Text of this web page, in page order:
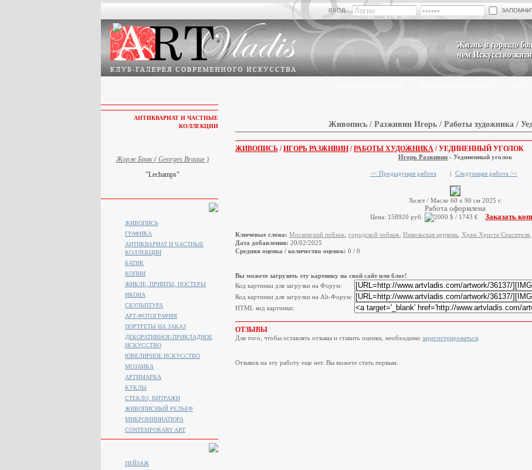
ВХОД:
Живопись / Разживин Игорь / Работы художника /
ЖИВОПИСЬ /ИГОРЬ РАЗЖИВИН /РАБОТЫ ХУДОЖНИКА / УЕДИНЕННЫЙ УГОЛОК
Игорь Разживин - Уединенный уголок
<< Предыдущая работа | Следующая работа >>
Холст / Масло 60 х 90 см 2025 г.
Работа оформлена
Цена: 158920 руб. Заказать
Ключевые слова: Московский пейзаж городской пейзаж Никольская церковь Храм Христа Спасителя
Дата добавления: 20/02/2025
Средняя оценка / количество оценок: 0 / 0
Вы можете загрузить эту картинку на свой сайт или блог!
Код картинки для загрузки на Форум:
Код картинки для загрузки на Alt-Форум:
HTML код картинки:
ОТЗЫВЫ
Для того, чтобы оставлять отзывы и ставить оценки, необходимо зарегистрироваться
Отзывов на эту работу еще нет. Вы можете стать первым.
АНТИКВАРИАТ И ЧАСТНЫЕ
КОЛЛЕКЦИИ
Жорж Брак ( Georges Braque )
"Lechamps"
ЖИВОПИСЬ
ГРАФИКА
АНТИКВАРИАТ И ЧАСТНЫЕ
КОЛЛЕКЦИИ
БАТИК
КОПИИ
ЖИКЛЕ, ПРИНТЫ, ПОСТЕРЫ
ИКОНА
СКУЛЬПТУРА
АРТ-ФОТОГРАФИЯ
ПОРТРЕТЫ НА ЗАКАЗ
ДЕКОРАТИВНОЕ-ПРИКЛАДНОЕ
ИСКУССТВО
ЮВЕЛИРНОЕ ИСКУССТВО
МОЗАИКА
АРТИМАРКА
КУКЛЫ
СТЕКЛО, ВИТРАЖИ
ЖИВОПИСНЫЙ РЕЛЬЕФ
МИКРОМИНИАТЮРА
CONTEMPORARY ART
ПЕЙЗАЖ